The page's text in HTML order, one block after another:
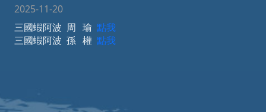
2025-11-20
三國蝦阿波 周 瑜點我
三國蝦阿波 孫 權點我